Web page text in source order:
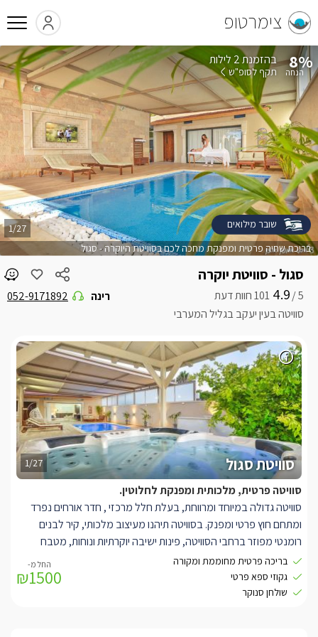
צימרטופ
סגול - סוויטת יוקרה
5 /
4.9
סוויטה בעין יעקב בגליל המערבי
רינה 052-9171892
בריכת שחיה פרטית ומפנקת מחכה לכם בסוויטת היוקרה - סגול
1/27
8% בהזמנת 2 לילות
תקף לסופ"ש
שובר מילואים
1/27 סוויטת סגול
סוויטה פרטית, מלכותית ומפנקת לחלוטין.
סוויטה גדולה במיוחד ומרווחת, בעלת חלל מרכזי , חדר אורחים נפרד
ומתחם חוץ פרטי ומפנק. בסוויטה תיהנו מעיצוב מלכותי, קיר לבנים
רומנטי מפוזר ברחבי הסוויטה, פינות ישיבה יוקרתיות ונוחות, מטבח
מאובזר היטב הכולל תמי 4, מכונת אספרסו מקצועית, תנור אפייה ועוד.
חדר אורחים נפרד הכולל מיטה זוגית נוחה, שידות תואמות, מזגן, מראה
ומסך LCD עם חיבור לכבלים, בחלל המרכזי תמצאו מיטה זוגית
בריכה פרטית מחוממת ומקורה
גקוזי ספא פרטי
שולחן סנוקר
₪1500